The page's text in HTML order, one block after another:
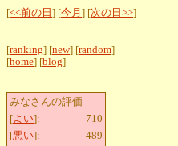
[<<前の日 ] [今月 ] [次の日>>]
[ranking] [new] [random]
[home] [blog]
みなさんの評価
[よい]:
710
[悪い]:
489